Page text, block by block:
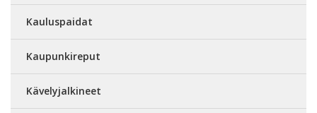
Kauluspaidat
Kaupunkireput
Kävelyjalkineet